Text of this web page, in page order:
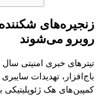
زنجیره‌های
روبرو می‌شوند
باج‌افزار، تهدیدات
کمپین‌های هک ژئوپلیتیکی